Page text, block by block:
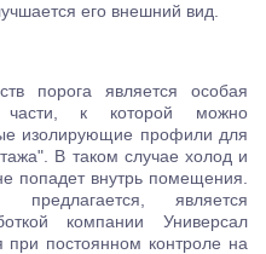
его внешний вид.
порога является особая
части, к которой можно
изолирующие профили для
В таком случае холод и
попадет внутрь помещения.
является
компании Универсал
при постоянном контроле на